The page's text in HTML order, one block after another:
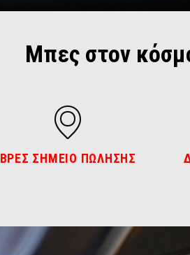
Μπες στον
ΒΡΕΣ ΣΗΜΕΙΟ ΠΩΛΗΣΗΣ